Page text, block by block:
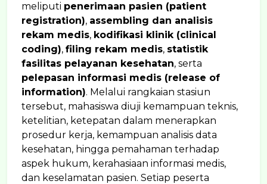
meliputi penerimaan pasien (patient
registration), assembling dan analisis
rekam medis, kodifikasi klinik (clinical
coding), filing rekam medis, statistik
fasilitas pelayanan kesehatan, serta
pelepasan informasi medis (release of
information). Melalui rangkaian stasiun
tersebut, mahasiswa diuji kemampuan teknis,
ketelitian, ketepatan dalam menerapkan
prosedur kerja, kemampuan analisis data
kesehatan, hingga pemahaman terhadap
aspek hukum, kerahasiaan informasi medis,
dan keselamatan pasien. Setiap peserta